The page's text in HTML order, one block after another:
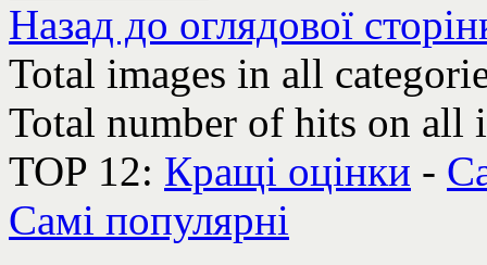
Назад до оглядової
Total images in all
Total number of hits on all
TOP 12: Кращі оцінки -
Самі популярні